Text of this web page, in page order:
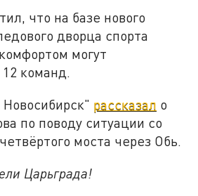
что на базе нового
дворца спорта
могут
команд.
рассказал о
по поводу ситуации со
моста через Обь.
Царьграда!